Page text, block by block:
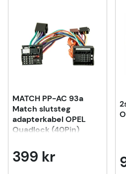
MATCH PP-AC 93a
Match slutsteg
adapterkabel OPEL
Quadlock (40Pin)
399 kr